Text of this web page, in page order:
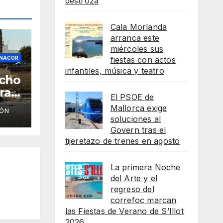
Cala Morlanda
arranca este
miércoles sus
fiestas con actos
infantiles, música y teatro
El PSOE de
Mallorca exige
soluciones al
Govern tras el
tijeretazo de trenes en agosto
La primera Noche
del Arte y el
regreso del
correfoc marcan
las Fiestas de Verano de S’Illot